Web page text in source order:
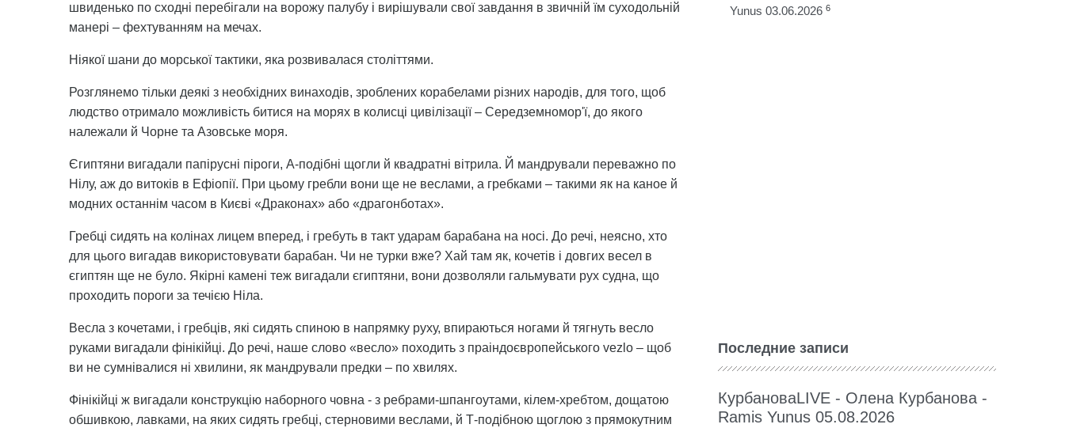
швиденько по сходні перебігали на ворожу палубу і вирішували свої завдання в звичній їм суходольній
манері – фехтуванням на мечах.
Ніякої шани до морської тактики, яка розвивалася століттями.
Розглянемо тільки деякі з необхідних винаходів, зроблених корабелами різних народів, для того, щоб
людство отримало можливість битися на морях в колисці цивілізації – Середземномор'ї, до якого
належали й Чорне та Азовське моря.
Єгиптяни вигадали папірусні піроги, А-подібні щогли й квадратні вітрила. Й мандрували переважно по
Нілу, аж до витоків в Ефіопії. При цьому гребли вони ще не веслами, а гребками – такими як на каное й
модних останнім часом в Києві «Драконах» або «драгонботах».
Гребці сидять на колінах лицем вперед, і гребуть в такт ударам барабана на носі. До речі, неясно, хто
для цього вигадав використовувати барабан. Чи не турки вже? Хай там як, кочетів і довгих весел в
єгиптян ще не було. Якірні камені теж вигадали єгиптяни, вони дозволяли гальмувати рух судна, що
проходить пороги за течією Ніла.
Весла з кочетами, і гребців, які сидять спиною в напрямку руху, впираються ногами й тягнуть весло
руками вигадали фінікійці. До речі, наше слово «весло» походить з праіндоєвропейського vezlo – щоб
ви не сумнівалися ні хвилини, як мандрували предки – по хвилях.
Фінікійці ж вигадали конструкцію наборного човна - з ребрами-шпангоутами, кілем-хребтом, дощатою
обшивкою, лавками, на яких сидять гребці, стерновими веслами, й Т-подібною щоглою з прямокутним
Yunus 03.06.2026 6
Последние записи
КурбановаLIVE - Олена Курбанова -
Ramis Yunus 05.08.2026